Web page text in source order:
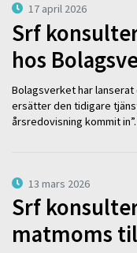
17 april 2026
Srf
hos
Bolagsverket har
ersätter den tidigare
årsredovisning kommit
13 mars 2026
Srf
matmoms